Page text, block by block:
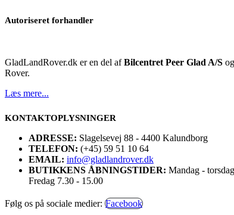
Autoriseret forhandler
GladLandRover.dk er en del afBilcentret Peer Glad A/S
Rover.
Læs mere...
KONTAKTOPLYSNINGER
ADRESSE: Slagelsevej 88 - 4400 Kalundborg
TELEFON: (+45) 59 51 10 64
EMAIL: info@gladlandrover.dk
BUTIKKENS ÅBNINGSTIDER: Mandag -
Fredag 7.30 - 15.00
Følg os på sociale medier: Facebook